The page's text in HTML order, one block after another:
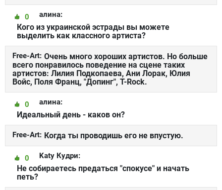
алина:
0
Кого из украинской эстрады вы можете
выделить как классного артиста?
Free-Art: Очень много хороших артистов. Но больше
всего понравилось поведение на сцене таких
артистов: Лилия Подкопаева, Ани Лорак, Юлия
Войс, Поля Франц, "Допинг", T-Rock.
алина:
0
Идеальный день - каков он?
Free-Art: Когда ты проводишь его не впустую.
Katy Кудри:
0
Не собираетесь предаться "спокусе" и начать
петь?